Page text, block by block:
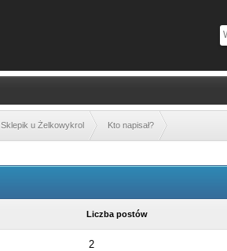
Sklepik u Żelkowykrol Kto napisał?
Liczba postów
2